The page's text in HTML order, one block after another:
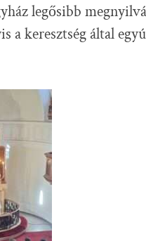
legősibb
a keresztség által